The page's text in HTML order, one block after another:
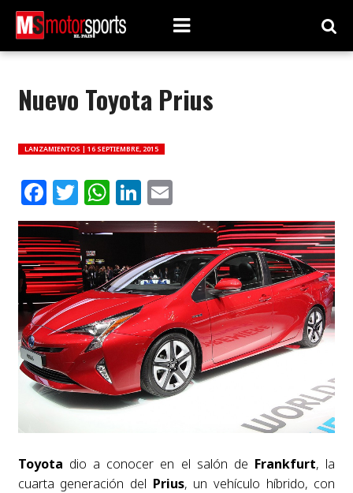
Nuevo Toyota Prius
LANZAMIENTOS | 16 SEPTIEMBRE, 2015
Facebook
Twitter
WhatsApp
LinkedIn
Email
Toyota dio a conocer en el salón de Frankfurt, la
cuarta generación del Prius, un vehículo híbrido, con